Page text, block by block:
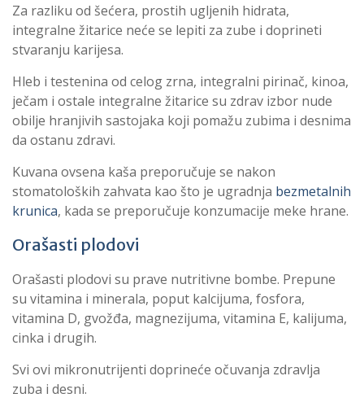
Za razliku od šećera, prostih ugljenih hidrata,
integralne žitarice neće se lepiti za zube i doprineti
stvaranju karijesa.
Hleb i testenina od celog zrna, integralni pirinač, kinoa,
ječam i ostale integralne žitarice su zdrav izbor nude
obilje hranjivih sastojaka koji pomažu zubima i desnima
da ostanu zdravi.
Kuvana ovsena kaša preporučuje se nakon
stomatoloških zahvata kao što je ugradnja bezmetalnih
krunica, kada se preporučuje konzumacije meke hrane.
Orašasti plodovi
Orašasti plodovi su prave nutritivne bombe. Prepune
su vitamina i minerala, poput kalcijuma, fosfora,
vitamina D, gvožđa, magnezijuma, vitamina E, kalijuma,
cinka i drugih.
Svi ovi mikronutrijenti doprineće očuvanja zdravlja
zuba i desni.